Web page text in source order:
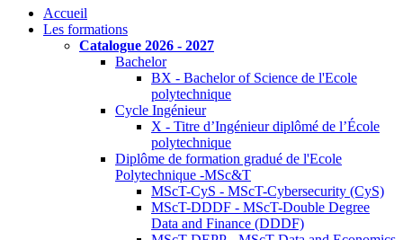
Accueil
Les formations
Catalogue 2026 - 2027
Bachelor
BX - Bachelor of Science de l'Ecole
polytechnique
Cycle Ingénieur
X - Titre d’Ingénieur diplômé de l’École
polytechnique
Diplôme de formation gradué de l'Ecole
Polytechnique -MSc&T
MScT-CyS - MScT-Cybersecurity (CyS)
MScT-DDDF - MScT-Double Degree
Data and Finance (DDDF)